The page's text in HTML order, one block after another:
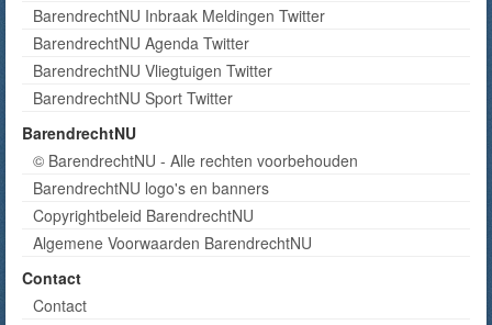
BarendrechtNU Inbraak Meldingen Twitter
BarendrechtNU Agenda Twitter
BarendrechtNU Vliegtuigen Twitter
BarendrechtNU Sport Twitter
BarendrechtNU
© BarendrechtNU - Alle rechten voorbehouden
BarendrechtNU logo's en banners
Copyrightbeleid BarendrechtNU
Algemene Voorwaarden BarendrechtNU
Contact
Contact